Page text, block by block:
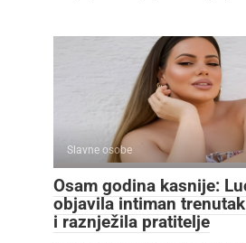
Slavne osobe
Osam godina kasnije:
objavila intiman
i raznježila pratitelje